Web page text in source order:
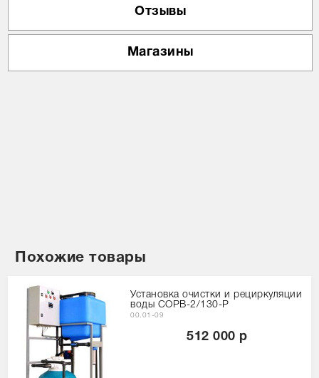
Отзывы
Магазины
Похожие товары
Установка очистки и рециркуляции
воды СОРВ-2/130-P
00.01-09
512 000 р